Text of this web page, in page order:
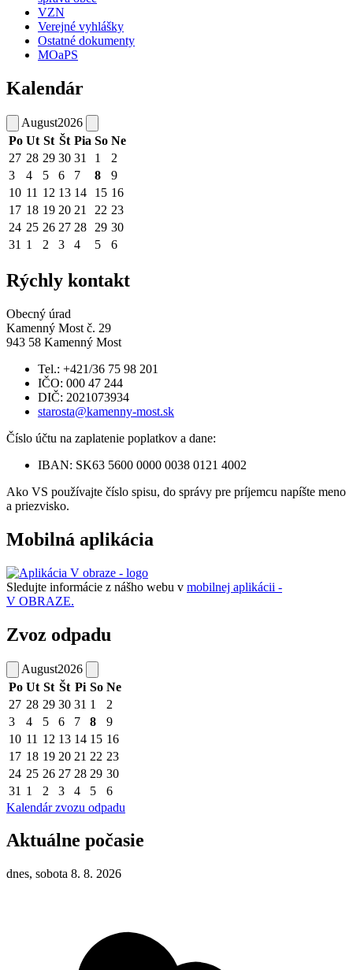
VZN
Verejné vyhlášky
Ostatné dokumenty
MOaPS
Kalendár
August2026
Po Ut St Št Pia So Ne
27 28 29 30 31 1
2
3
4 5 6 7 8
9
10 11 12 13 14 15 16
17 18 19 20 21 22 23
24 25 26 27 28 29 30
31 1 2 3 4 5 6
Rýchly kontakt
Obecný úrad
Kamenný Most č. 29
943 58 Kamenný Most
Tel.: +421/36 75 98 201
IČO: 000 47 244
DIČ: 2021073934
starosta@kamenny-most.sk
Číslo účtu na zaplatenie poplatkov a dane:
IBAN: SK63 5600 0000 0038 0121 4002
Ako VS používajte číslo spisu, do správy pre príjemcu napíšte meno
a priezvisko.
Mobilná aplikácia
Sledujte informácie z nášho webu v mobilnej aplikácii -
V OBRAZE.
Zvoz odpadu
August2026
Po Ut St Št Pi So Ne
27 28 29 30 31 1
2
3
4 5 6 7 8
9
10 11 12 13 14 15 16
17 18 19 20 21 22 23
24 25 26 27 28 29 30
31 1 2 3 4 5
6
Kalendár zvozu odpadu
Aktuálne počasie
dnes, sobota 8. 8. 2026